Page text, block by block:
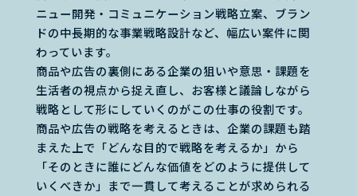
ニュー開発・コミュニケーション戦略立案、ブラン
ドの中長期的な事業戦略設計など、幅広い案件に関
わっています。
商品や広告の裏側にある企業の狙いや意思・課題を
生活者の視点から捉え直し、お客様と議論しながら
戦略として形にしていくのがこの仕事の役割です。
商品や広告の戦略を考えるときは、企業の課題も踏
まえた上で「どんな目的で戦略を考えるか」から
「そのときに誰にどんな価値をどのように提供して
いくべきか」まで一貫して考えることが求められる